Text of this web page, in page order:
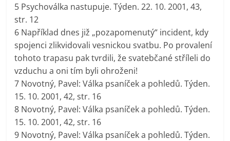
5 Psychoválka nastupuje. Týden. 22. 10. 2001, 43,
str. 12
6 Například dnes již „pozapomenutý“ incident, kdy
spojenci zlikvidovali vesnickou svatbu. Po provalení
tohoto trapasu pak tvrdili, že svatebčané stříleli do
vzduchu a oni tím byli ohroženi!
7 Novotný, Pavel: Válka psaníček a pohledů. Týden.
15. 10. 2001, 42, str. 16
8 Novotný, Pavel: Válka psaníček a pohledů. Týden.
15. 10. 2001, 42, str. 16
9 Novotný, Pavel: Válka psaníček a pohledů. Týden.